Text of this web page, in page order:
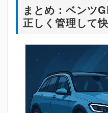
まとめ：ベンツ
正しく管理して